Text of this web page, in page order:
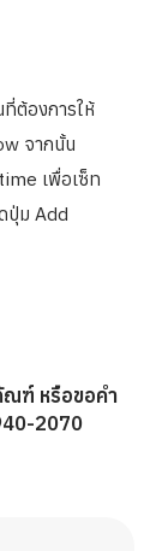
ต้องการให้
จากนั้น
เพื่อเซ็ท
ปุ่ม Add
ณฑ์ หรือขอคำ
2070